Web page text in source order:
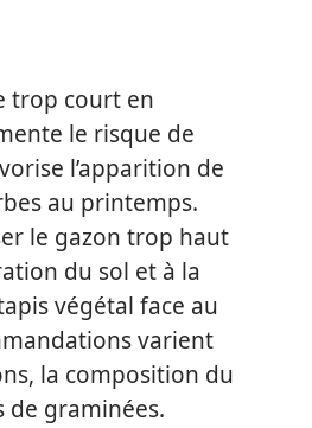
trop court en
le risque de
l’apparition de
au printemps.
le gazon trop haut
du sol et à la
végétal face au
varient
la composition du
de graminées.